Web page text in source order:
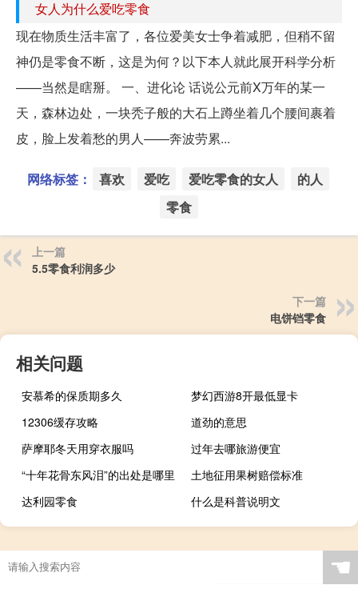
女人为什么爱吃零食
现在物质生活丰富了，各位爱美女士争着减肥，但稍不留
神仍是零食不断，这是为何？以下本人就此展开科学分析
——当然是瞎掰。 一、进化论 话说公元前X万年的某一
天，森林边处，一块秃子般的大石上蹲坐着几个腰间裹着
皮，脸上发着愁的男人——奔波劳累...
网络标签： 喜欢 爱吃 爱吃零食的女人
的人
零食
上一篇
5.5零食利润多少
下一篇
电饼铛零食
相关问题
安慕希的保质期多久
梦幻西游8开最低显卡
12306缓存攻略
道劲的意思
萨摩耶冬天用穿衣服吗
过年去哪旅游便宜
“十年花骨东风泪”的出处是哪里
土地征用果树赔偿标准
达利园零食
什么是科普说明文
☚